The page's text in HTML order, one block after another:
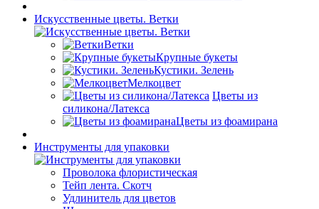
Искусственные цветы. Ветки
Ветки
Крупные букеты
Кустики. Зелень
Мелкоцвет
Цветы из
силикона/Латекса
Цветы из фоамирана
Инструменты для упаковки
Проволока флористическая
Тейп лента. Скотч
Удлинитель для цветов